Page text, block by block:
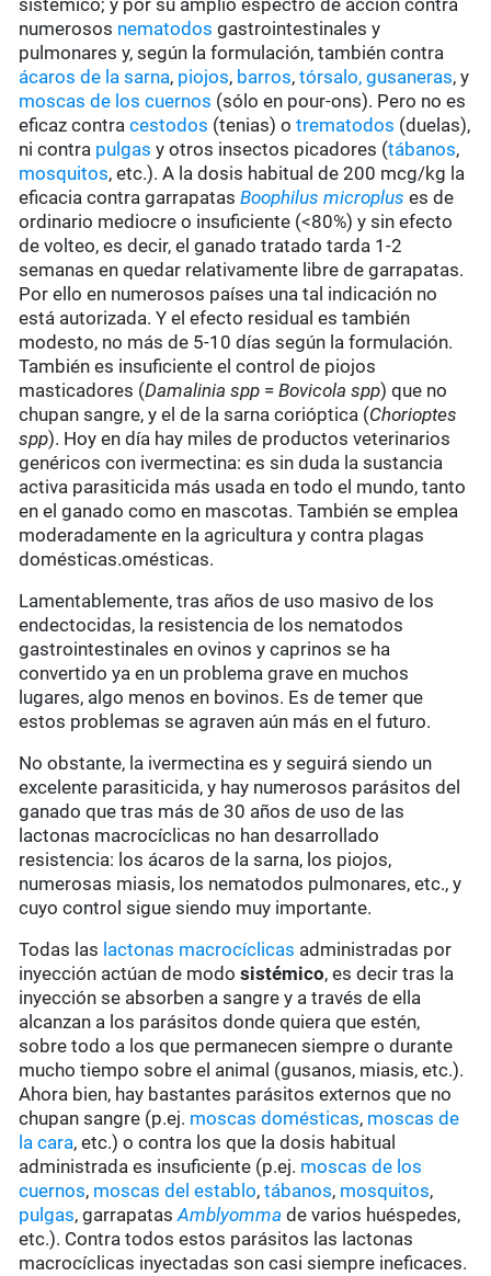
sistémico; y por su amplio espectro de acción contra
numerosos nematodos gastrointestinales y
pulmonares y, según la formulación, también contra
ácaros de la sarna, piojos, barros,tórsalo,gusaneras, y
moscas de los cuernos (sólo en pour-ons). Pero no es
eficaz contracestodos (tenias) otrematodos (duelas),
ni contra pulgas y otros insectos picadores (tábanos,
mosquitos, etc.). A la dosis habitual de 200 mcg/kg la
eficacia contra garrapatasBoophilus microplus es de
ordinario mediocre o insuficiente (<80%) y sin efecto
de volteo, es decir, el ganado tratado tarda 1-2
semanas en quedar relativamente libre de garrapatas.
Por ello en numerosos países una tal indicación no
está autorizada. Y el efecto residual es también
modesto, no más de 5-10 días según la formulación.
También es insuficiente el control de piojos
masticadores (Damalinia spp =Bovicola spp) que no
chupan sangre, y el de la sarna corióptica (Chorioptes
spp). Hoy en día hay miles de productos veterinarios
genéricos con ivermectina: es sin duda la sustancia
activa parasiticida más usada en todo el mundo, tanto
en el ganado como en mascotas. También se emplea
moderadamente en la agricultura y contra plagas
domésticas.omésticas.
Lamentablemente, tras años de uso masivo de los
endectocidas, la resistencia de los nematodos
gastrointestinales en ovinos y caprinos se ha
convertido ya en un problema grave en muchos
lugares, algo menos en bovinos. Es de temer que
estos problemas se agraven aún más en el futuro.
No obstante, la ivermectina es y seguirá siendo un
excelente parasiticida, y hay numerosos parásitos del
ganado que tras más de 30 años de uso de las
lactonas macrocíclicas no han desarrollado
resistencia: los ácaros de la sarna, los piojos,
numerosas miasis, los nematodos pulmonares, etc., y
cuyo control sigue siendo muy importante.
Todas las lactonas macrocíclicas administradas por
inyección actúan de modosistémico, es decir tras la
inyección se absorben a sangre y a través de ella
alcanzan a los parásitos donde quiera que estén,
sobre todo a los que permanecen siempre o durante
mucho tiempo sobre el animal (gusanos, miasis, etc.).
Ahora bien, hay bastantes parásitos externos que no
chupan sangre (p.ej. moscas domésticas, moscas de
la cara, etc.) o contra los que la dosis habitual
administrada es insuficiente (p.ej. moscas de los
cuernos, moscas del establo,tábanos, mosquitos,
pulgas, garrapatasAmblyomma de varios huéspedes,
etc.). Contra todos estos parásitos las lactonas
macrocíclicas inyectadas son casi siempre ineficaces.